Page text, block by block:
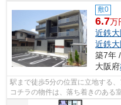
敷0
6.7万
近鉄
近鉄
築7年
大阪府
駅まで徒歩5分の位置に立地する
コチラの物件は、落ち着きのある
です。新着情報：ブリーズ ガー